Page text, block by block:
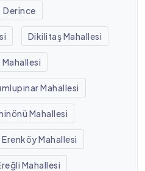
Derince
Dikilitaş Mahallesi
Mahallesi
Mahallesi
Erenköy Mahallesi
Mahallesi